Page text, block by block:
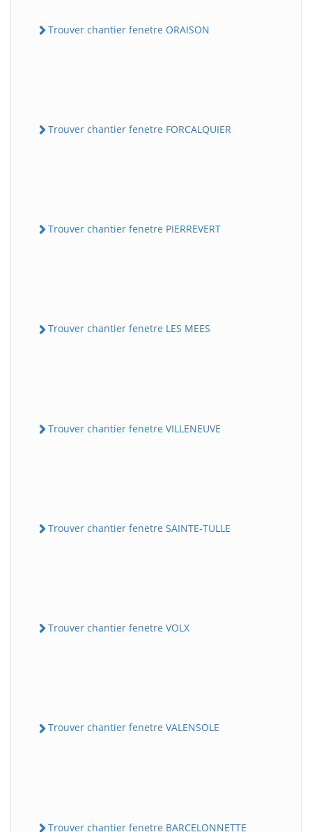
Trouver chantier fenetre ORAISON
Trouver chantier fenetre FORCALQUIER
Trouver chantier fenetre PIERREVERT
Trouver chantier fenetre LES MEES
Trouver chantier fenetre VILLENEUVE
Trouver chantier fenetre SAINTE-TULLE
Trouver chantier fenetre VOLX
Trouver chantier fenetre VALENSOLE
Trouver chantier fenetre BARCELONNETTE